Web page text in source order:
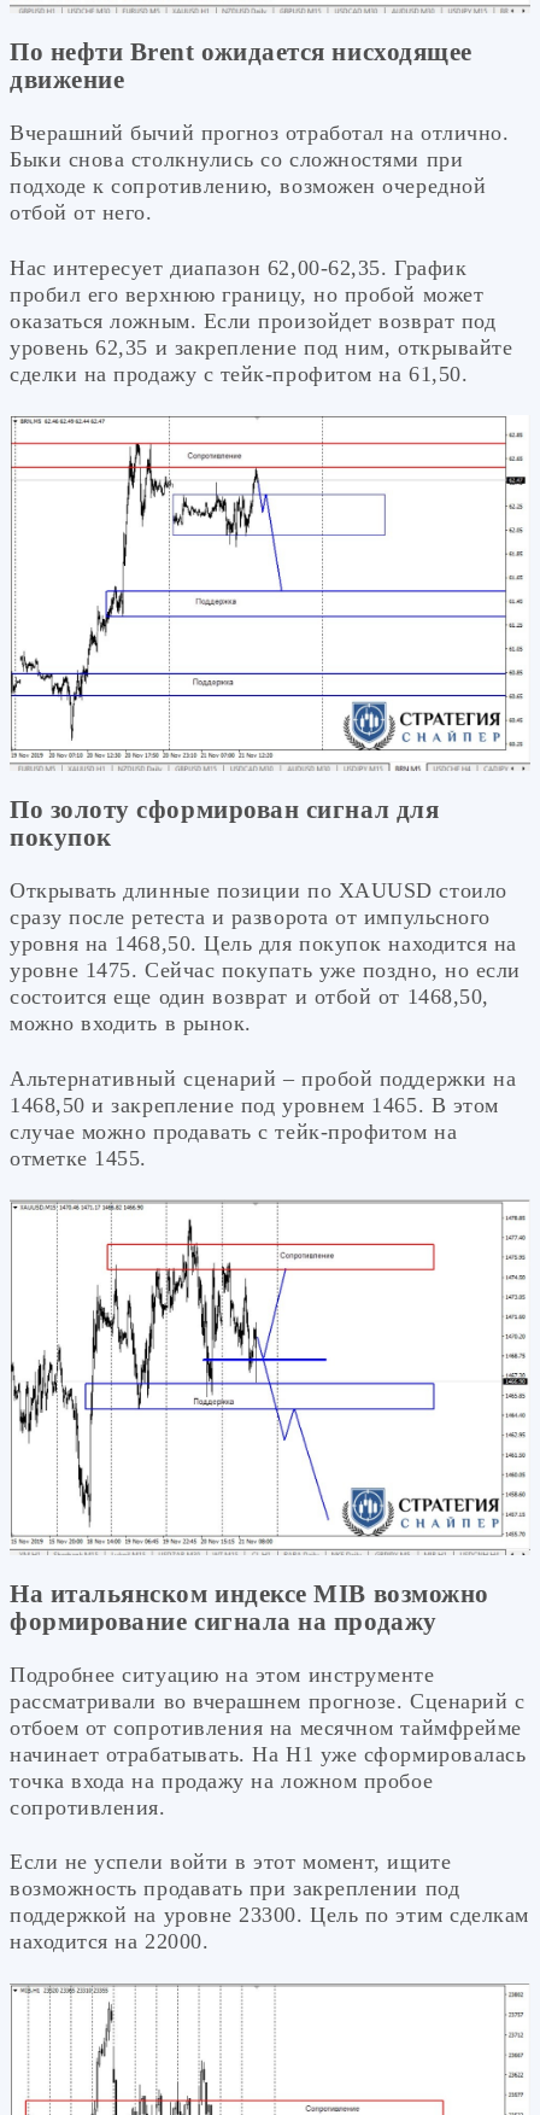
По нефти Brent ожидается нисходящее
движение
Вчерашний бычий прогноз отработал на отлично.
Быки снова столкнулись со сложностями при
подходе к сопротивлению, возможен очередной
отбой от него.
Нас интересует диапазон 62,00-62,35. График
пробил его верхнюю границу, но пробой может
оказаться ложным. Если произойдет возврат под
уровень 62,35 и закрепление под ним, открывайте
сделки на продажу с тейк-профитом на 61,50.
По золоту сформирован сигнал для
покупок
Открывать длинные позиции по XAUUSD стоило
сразу после ретеста и разворота от импульсного
уровня на 1468,50. Цель для покупок находится на
уровне 1475. Сейчас покупать уже поздно, но если
состоится еще один возврат и отбой от 1468,50,
можно входить в рынок.
Альтернативный сценарий – пробой поддержки на
1468,50 и закрепление под уровнем 1465. В этом
случае можно продавать с тейк-профитом на
отметке 1455.
На итальянском индексе MIB возможно
формирование сигнала на продажу
Подробнее ситуацию на этом инструменте
рассматривали во вчерашнем прогнозе. Сценарий с
отбоем от сопротивления на месячном таймфрейме
начинает отрабатывать. На Н1 уже сформировалась
точка входа на продажу на ложном пробое
сопротивления.
Если не успели войти в этот момент, ищите
возможность продавать при закреплении под
поддержкой на уровне 23300. Цель по этим сделкам
находится на 22000.